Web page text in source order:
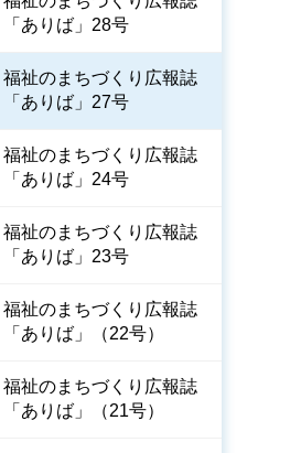
「ありば」28号
福祉のまちづくり広報誌
「ありば」27号
福祉のまちづくり広報誌
「ありば」24号
福祉のまちづくり広報誌
「ありば」23号
福祉のまちづくり広報誌
「ありば」（22号）
福祉のまちづくり広報誌
「ありば」（21号）